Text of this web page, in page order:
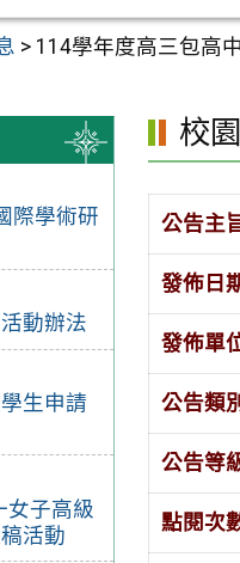
> 114學年度高三包高
際學術研
動辦法
生申請
女子高級
活動
校
公告主
發佈日
發佈單
公告類別
公告等
點閱次